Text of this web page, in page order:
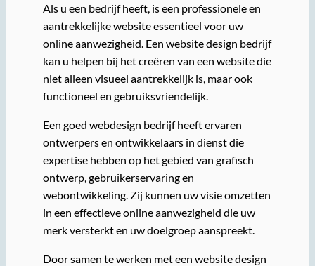
Als u een bedrijf heeft, is een professionele en
aantrekkelijke website essentieel voor uw
online aanwezigheid. Een website design bedrijf
kan u helpen bij het creëren van een website die
niet alleen visueel aantrekkelijk is, maar ook
functioneel en gebruiksvriendelijk.
Een goed webdesign bedrijf heeft ervaren
ontwerpers en ontwikkelaars in dienst die
expertise hebben op het gebied van grafisch
ontwerp, gebruikerservaring en
webontwikkeling. Zij kunnen uw visie omzetten
in een effectieve online aanwezigheid die uw
merk versterkt en uw doelgroep aanspreekt.
Door samen te werken met een website design